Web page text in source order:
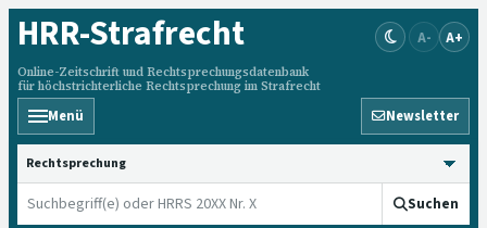
HRR-Strafrecht
Online-Zeitschrift und Rechtsprechungsdatenbank
für höchstrichterliche Rechtsprechung im Strafrecht
A- A+
Menü Newsletter
HRRS durchsuchen
Suchen